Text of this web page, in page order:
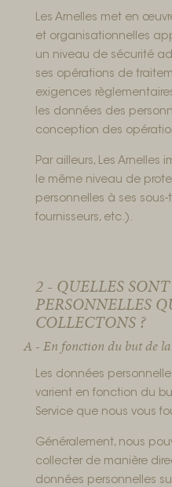
Les Arnelles met en
et organisationnelles
un niveau de sécurité
ses opérations de
exigences
les données des
conception des
Par ailleurs, Les
le même niveau de
personnelles à ses
fournisseurs, etc.).
2 - QUELLES
PERSONNELLES
COLLECTONS ?
A - En fonction du but de la
Les données
varient en fonction du
Service que nous vous
Généralement, nous
collecter de manière
données personnelles